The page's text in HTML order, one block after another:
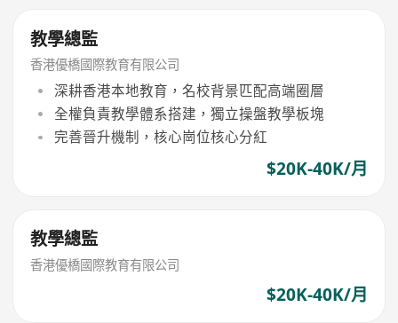
教學總監
香港優橋國際教育有限公司
深耕香港本地教育，名校背景匹配高端圈層
全權負責教學體系搭建，獨立操盤教學板塊
完善晉升機制，核心崗位核心分紅
$20K-40K/月
教學總監
香港優橋國際教育有限公司
$20K-40K/月